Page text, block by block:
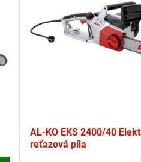
AL-KO EKS 2400/40
reťazová píla